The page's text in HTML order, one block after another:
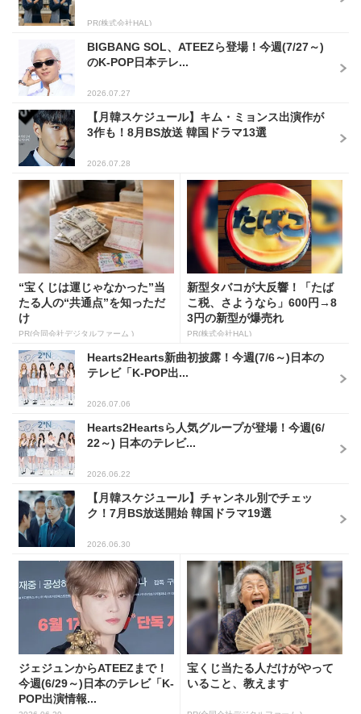
PR(株式会社HAL)
BIGBANG SOL、ATEEZら登場！今週(7/27～)
のK-POP日本テレ...
2026.07.27
【月韓スケジュール】キム・ミョンス出演作が
3作も！8月BS放送 韓国ドラマ13選
2026.07.28
“宝くじは運じゃなかった”当
たる人の“共通点”を知っただ
け
PR(合同会社デジタルファーム )
新型タバコが大反響！「たば
こ税、さようなら」600円→8
3円の新型が爆売れ
PR(株式会社HAL)
Hearts2Hearts新曲初披露！今週(7/6～)日本の
テレビ「K-POP出...
2026.07.06
Hearts2Heartsら人気グループが登場！今週(6/
22～) 日本のテレビ...
2026.06.22
【月韓スケジュール】チャンネル別でチェッ
ク！7月BS放送開始 韓国ドラマ19選
2026.06.30
ジェジュンからATEEZまで！
今週(6/29～)日本のテレビ「K-
POP出演情報...
宝くじ当たる人だけがやって
いること、教えます